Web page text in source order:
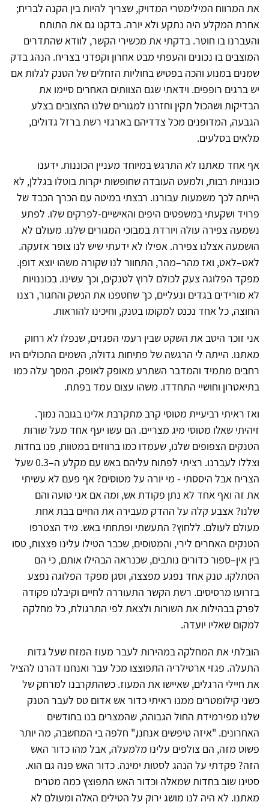
את המרווח המילימטרי המדויק, שצריך להיות בין הקנה לבריח;
אחרת המקלע היה נתקע ולא יורה. בדקנו גם את התותח
והעברנו בו חוטר. בדקתי את מכשירי הקשר, לוודא שהתדרים
המוצבים בו נכונים והעפתי מבט אחרון וקפדני בצריח. הנהג בדק
שמנים במנוע והכה בפטיש בחוליות הזחלים של הטנק לגלות אם
יש ברגים רופפים. וידאתי שגם הצוותים האחרים סיימו את
הבדיקות ושהכול תקין וחזרנו למגורים שלנו החצובים בצלע
הגבעה, המדופנים מכל צדדיהם בארגזי רשת ברזל גדולים,
מלאים בסלעים.
אף אחד מאתנו לא התרגש במיוחד מעניין הכוננות. ידענו
כוננויות רבות, ולמעט העובדה שחופשות יקרות בוטלו בגללן, לא
הייתה לכך משמעות עבורנו. רבצתי במיטה עם הכרך הכבד של
פרויד ושקעתי במשפטים היפים והאישיים-לפרקים שלו. לפתע
נשמעה צפירה עולה ויורדת במבוכי המגורים שלנו. מעולם לא
הושמעה אצלנו צפירה. אפילו לא ידעתי שיש לנו צופר אזעקה.
לאט–לאט, ואז מהר–מהר, התחוור לנו שקורה משהו יוצא דופן.
מפקד הפלוגה צעק לכולם לרוץ לטנקים, וכך עשינו. בכוננויות
לא מורידים בגדים ונעליים, כך שחטפנו את הנשק והחגור, רצנו
החוצה, כל אחד נכנס למקומו בטנק, וחיכינו להוראות.
אני זוכר היטב את השקט שבין רעמי הפגזים, שנפלו לא רחוק
מאתנו. הייתה לי הרגשה של פתיחות גדולה, השמים התכולים היו
רחבים מתמיד והמדבר השתרע מאופק לאופק. המסך עלה כמו
בתיאטרון וחושיי התחדדו. משהו עצום עמד בפתח.
ואז ראיתי רביעיית מטוסי קרב מתקרבת אלינו בגובה נמוך.
זיהיתי שאלו מטוסי מיג מצריים. הם עשו יעף אחד מעל שורות
הטנקים הצפופים שלנו, שעמדו כמו ברווזים במטווח, פנו בחדות
וצללו לעברנו. רציתי לפתוח עליהם באש עם מקלע ה–0.3 שעל
הצריח אבל היססתי - מי יורה על מטוסים? אף פעם לא עשיתי
את זה ואף אחד לא נתן פקודת אש, ומה אם אני טועה והם
שלנו? אצבע קלה על ההדק מעבירה את החיים בבת אחת
מעולם לעולם. ללחוץ? התעשתי ופתחתי באש. מיד הצטרפו
הטנקים האחרים לירי, והמטוסים, שכבר הטילו עלינו פצצות, טסו
בין אין–ספור כדורים נותבים, שכנראה הבהילו אותם, כי הם
הסתלקו. טנק אחד נפגע מפצצה, וסגן מפקד הפלוגה נפצע
בזרועו מרסיסים. רשת הקשר התעוררה לחיים וקיבלנו פקודה
לפרק בבהילות את השורות ולצאת לפי התרגולת, כל מחלקה
למקום שאליו יועדה.
הובלתי את המחלקה במהירות לעבר מעוז המזח שעל גדות
התעלה. פגזי ארטילריה התפוצצו מכל עבר ואנחנו דהרנו להציל
את חיילי הרגלים, שאיישו את המעוז. כשהתקרבנו למרחק של
כשני קילומטרים ממנו ראיתי כדור אש אדום טס לעבר הטנק
שלנו מפירמידת החול הגבוהה, שהמצרים בנו בחודשים
האחרונים. "איזה טיפשים אנחנו," חלפה בי המחשבה, מה יותר
פשוט מזה, הם צולפים עלינו מלמעלה, אבל מהו כדור האש
הזה? פקדתי על הנהג לסטות ימינה. כדור האש פנה גם הוא.
סטינו שוב בחדות שמאלה וכדור האש התפוצץ כמה מטרים
מאתנו. לא היה לנו מושג ירוק על הטילים האלה ומעולם לא